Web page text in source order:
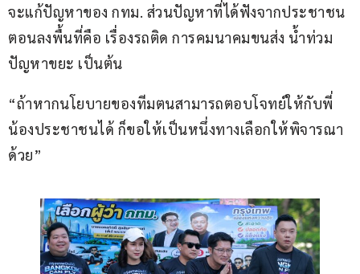
จะแก้ปัญหาของ กทม. ส่วนปัญหาที่ได้ฟังจากประชาชน
ตอนลงพื้นที่คือ เรื่องรถติด การคมนาคมขนส่ง น้ำท่วม
ปัญหาขยะ เป็นต้น
“ถ้าหากนโยบายของทีมตนสามารถตอบโจทย์ให้กับพี่
น้องประชาชนได้ ก็ขอให้เป็นหนึ่งทางเลือกให้พิจารณา
ด้วย”